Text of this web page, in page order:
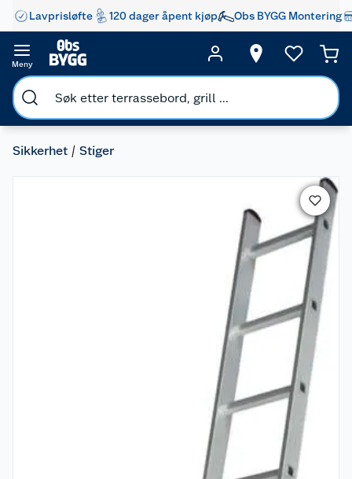
Lavprisløfte 120 dager åpent kjøp Obs BYGG Montering
Meny
Sikkerhet Stiger